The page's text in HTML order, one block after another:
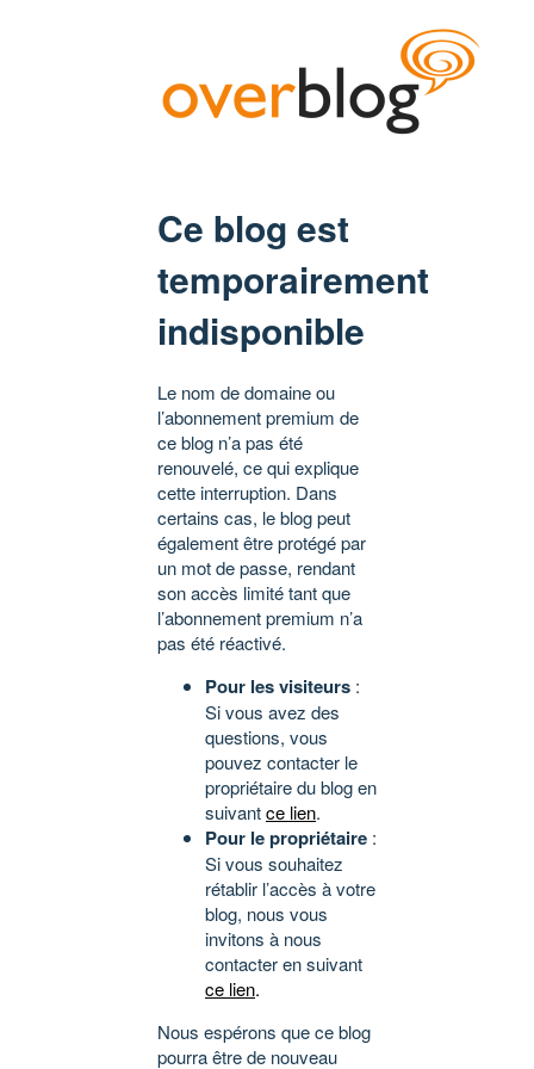
Ce blog est
temporairement
indisponible
Le nom de domaine ou
l’abonnement premium de
ce blog n’a pas été
renouvelé, ce qui explique
cette interruption. Dans
certains cas, le blog peut
également être protégé par
un mot de passe, rendant
son accès limité tant que
l’abonnement premium n’a
pas été réactivé.
Pour les visiteurs :
Si vous avez des
questions, vous
pouvez contacter le
propriétaire du blog en
suivantce lien.
Pour le propriétaire :
Si vous souhaitez
rétablir l’accès à votre
blog, nous vous
invitons à nous
contacter en suivant
ce lien.
Nous espérons que ce blog
pourra être de nouveau